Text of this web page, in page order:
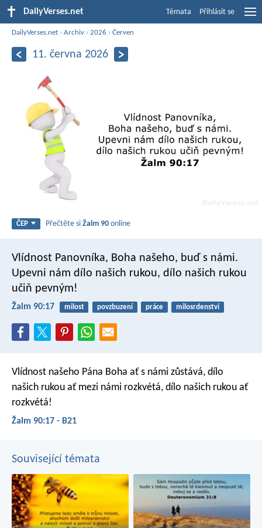
DailyVerses.net Témata Přihlásit se
DailyVerses.net ›Archiv ›2026 ›Červen
11. června 2026
ČEP Přečtěte siŽalm 90 online
Vlídnost Panovníka, Boha našeho, buď s námi.
Upevni nám dílo našich rukou, dílo našich rukou
učiň pevným!
Žalm 90:17 milost povzbuzení práce milosrdenství
Vlídnost našeho Pána Boha ať s námi zůstává, dílo
našich rukou ať mezi námi rozkvétá, dílo našich rukou ať
rozkvétá!
Žalm 90:17 - B21
Související témata